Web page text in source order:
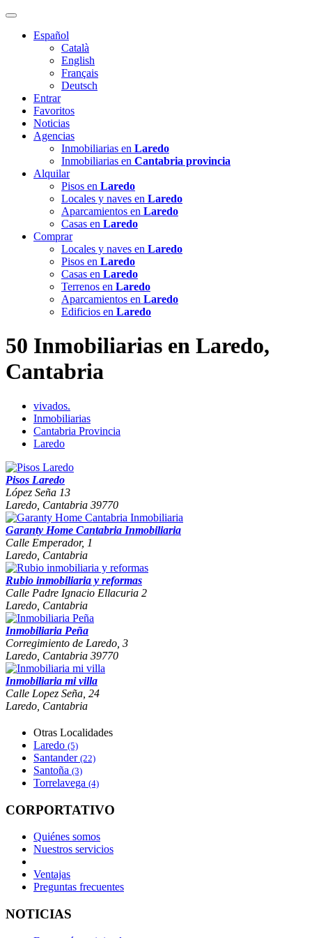
Español
Català
English
Français
Deutsch
Entrar
Favoritos
Noticias
Agencias
Inmobiliarias en Laredo
Inmobiliarias en Cantabria provincia
Alquilar
Pisos en Laredo
Locales y naves en Laredo
Aparcamientos en Laredo
Casas en Laredo
Comprar
Locales y naves en Laredo
Pisos en Laredo
Casas en Laredo
Terrenos en Laredo
Aparcamientos en Laredo
Edificios en Laredo
50 Inmobiliarias en Laredo,
Cantabria
vivados.
Inmobiliarias
Cantabria Provincia
Laredo
Pisos Laredo
López Seña 13
Laredo, Cantabria 39770
Garanty Home Cantabria Inmobiliaria
Calle Emperador, 1
Laredo, Cantabria
Rubio inmobiliaria y reformas
Calle Padre Ignacio Ellacuria 2
Laredo, Cantabria
Inmobiliaria Peña
Corregimiento de Laredo, 3
Laredo, Cantabria 39770
Inmobiliaria mi villa
Calle Lopez Seña, 24
Laredo, Cantabria
Otras Localidades
Laredo (5)
Santander (22)
Santoña (3)
Torrelavega (4)
CORPORTATIVO
Quiénes somos
Nuestros servicios
Ventajas
Preguntas frecuentes
NOTICIAS